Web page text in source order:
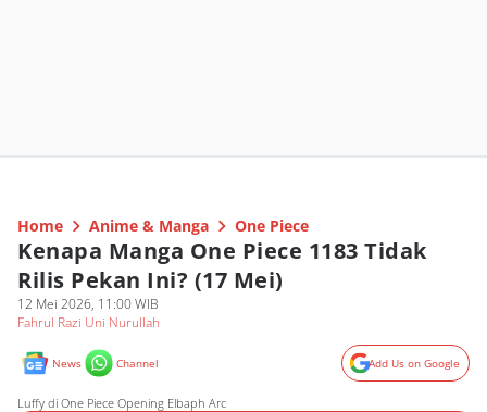
Home Anime & Manga One Piece
Kenapa Manga One Piece 1183 Tidak
Rilis Pekan Ini? (17 Mei)
12 Mei 2026, 11:00 WIB
Fahrul Razi Uni Nurullah
News Channel Add Us on Google
Luffy di One Piece Opening Elbaph Arc